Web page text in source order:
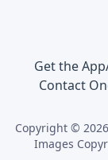
Get the App
Contact
Copyright ©
Images